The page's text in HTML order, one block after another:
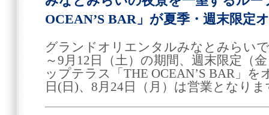
OCEAN’S BAR」が夏季・週末限定
グランドオリエンタルみなとみらい
～9月12日（土）の期間、週末限定（
ップテラス「THE OCEAN’S BAR」
日(日)、8月24日（月）は営業となりま